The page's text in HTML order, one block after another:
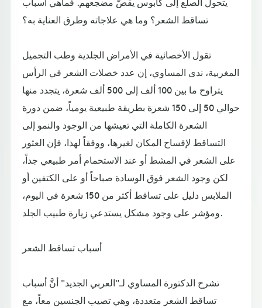
تساقط الشعر؟ وما هي علاجاته وطرق العناية به؟
تقول الأخصائية في الأمراض الجلدية وطب التجميل
المغربية، ندى المساوي، إن عدد خصلات الشعر في الرأس
يتراوح ما بين 100 ألف إلى 500 ألف شعرة، يتجدد منها
حوالي 50 إلى 150 شعرة بطريقة طبيعية يومياً، ضمن دورة
الشعرة الكاملة التي تعيشها من الوجود والنمو إلى
التساقط لإفساح المكان لغيرها، ووفقاً لهذا، فإن العثور
على الشعر في المشط أو عند الاستحمام أمر طبيعي جداً،
لكن وجود الشعر فوق الوسادة صباحاً أو على الكتفين أو
الملابس دليل على تساقط أكثر من 150 شعرة في اليوم،
ومؤشر على وجود مشكل يستدعي زيارة طبيب الجلد.
أسباب تساقط الشعر
تشرح الدكتورة المساوي لـ"العربي الجديد" أنَّ أسباب
تساقط الشعر متعددة، وهي تصيب الجنسين معاً، مع